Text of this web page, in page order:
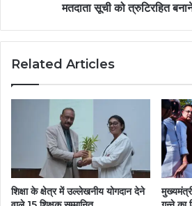
मतदाता सूची को त्रुटिरहित
Related Articles
शिक्षा के क्षेत्र में उल्लेखनीय योगदान देने